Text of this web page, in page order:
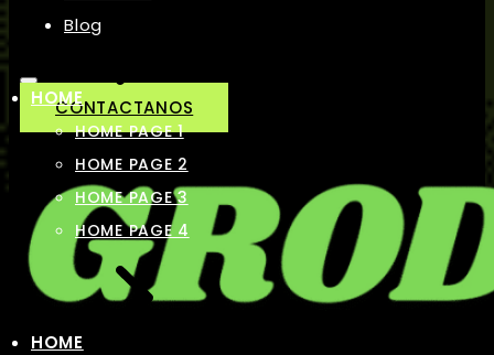
Blog
CONTACTANOS
HOME
HOME PAGE 1
HOME PAGE 2
HOME PAGE 3
HOME PAGE 4
HOME